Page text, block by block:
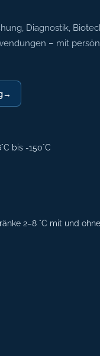
Diagnostik,
– mit
→
bis -150°C
2–8 °C mit und ohne